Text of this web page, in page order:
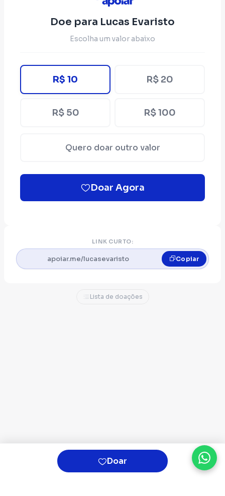
Doe para Lucas Evaristo
Escolha um valor abaixo
R$ 10 R$ 20
R$ 50 R$ 100
Quero doar outro valor
Doar Agora
LINK CURTO:
apoiar.me/lucasevaristo Copiar
Lista de doações
Doar